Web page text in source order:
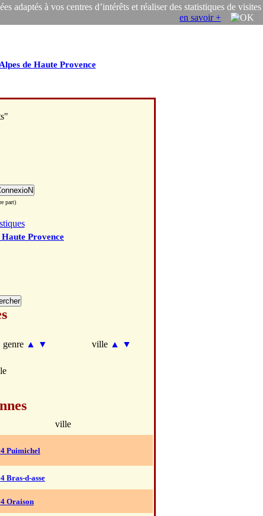
adaptés à vos centres d’intérêts et réaliser des statistiques de visites
en savoir +
Alpes de Haute Provence
part)
Haute Provence
genre ▲ ▼ ville ▲ ▼
ville
Puimichel
Bras-d-asse
Oraison